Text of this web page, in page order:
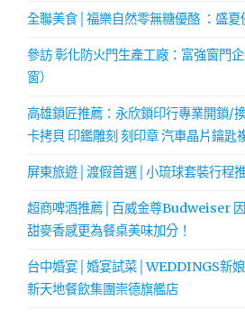
全聯美食│福樂自然零無糖優酪 ：盛夏
參訪 彰化防火門生產工廠：富強窗門
窗）
高雄鎖匠推薦：永欣鎖印行專業開鎖/
卡拷貝 印鑑雕刻 刻印章 汽車晶片鑰匙
屏東旅遊│渡假首選│小琉球套裝行程
超商啤酒推薦│百威金尊Budweiser
甜麥香感更為餐桌美味加分！
台中婚宴│婚宴試菜│WEDDINGS新
新天地餐飲集團崇德旗艦店